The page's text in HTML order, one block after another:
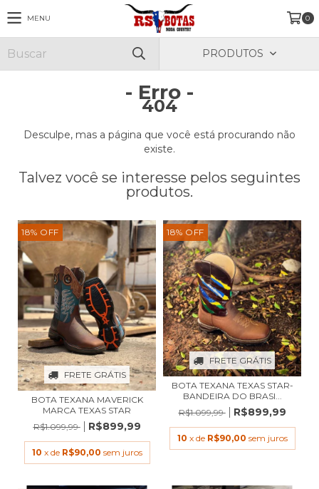
MENU 0
PRODUTOS
- Erro -
404
Desculpe, mas a página que você está procurando não
existe.
Talvez você se interesse pelos seguintes
produtos.
18% OFF
FRETE GRÁTIS
BOTA TEXANA MAVERICK
MARCA TEXAS STAR
R$1.099,99
R$899,99
10 x de R$90,00 sem juros
18% OFF
FRETE GRÁTIS
BOTA TEXANA TEXAS STAR-
BANDEIRA DO BRASI...
R$1.099,99
R$899,99
10 x de R$90,00 sem juros